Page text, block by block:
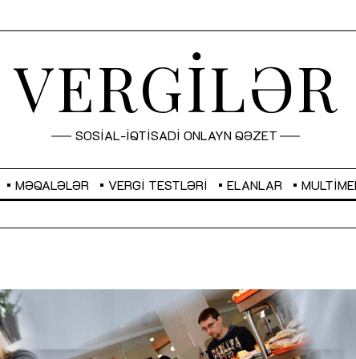
VERGİLƏR
SOSİAL-İQTİSADİ ONLAYN QƏZET
MƏQALƏLƏR VERGI TESTLƏRI ELANLAR
Sahibkarlıq fəaliyyəti üçün inklüziv
imkanlar yaradan vergi təşviqləri
MƏQALƏ
“Düzgün kommunikasiyanın
real iş və sistemli fəaliyyət
MÜSAHİBƏ